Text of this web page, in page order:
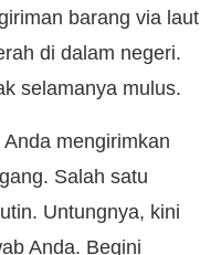
barang via laut
di dalam negeri.
selamanya mulus.
mengirimkan
Salah satu
Untungnya, kini
Anda. Begini